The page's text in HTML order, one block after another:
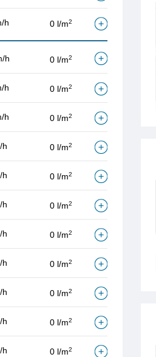
h 0 l/m2
h 0 l/m2
h 0 l/m2
h 0 l/m2
h 0 l/m2
h 0 l/m2
h 0 l/m2
h 0 l/m2
h 0 l/m2
h 0 l/m2
h 0 l/m2
h 0 l/m2